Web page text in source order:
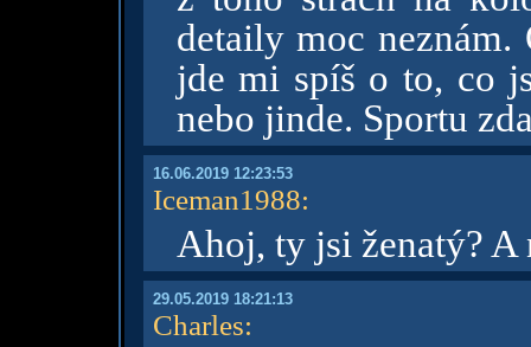
detaily moc
jde mi spíš o to, co
nebo jinde. Sportu
16.06.2019 12:23:53
Iceman1988:
Ahoj, ty jsi ženatý?
29.05.2019 18:21:13
Charles: